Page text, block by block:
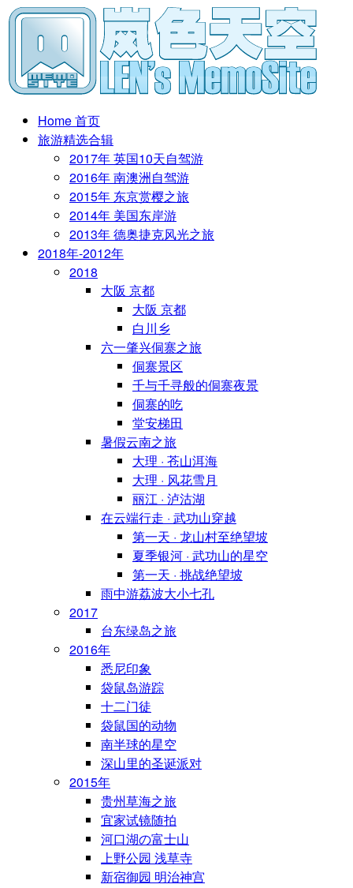
Home 首页
旅游精选合辑
2017年 英国10天自驾游
2016年 南澳洲自驾游
2015年 东京赏樱之旅
2014年 美国东岸游
2013年 德奥捷克风光之旅
2018年-2012年
2018
大阪 京都
大阪 京都
白川乡
六一肇兴侗寨之旅
侗寨景区
千与千寻般的侗寨夜景
侗寨的吃
堂安梯田
暑假云南之旅
大理 · 苍山洱海
大理 · 风花雪月
丽江 · 泸沽湖
在云端行走 · 武功山穿越
第一天 · 龙山村至绝望坡
夏季银河 · 武功山的星空
第一天 · 挑战绝望坡
雨中游荔波大小七孔
2017
台东绿岛之旅
2016年
悉尼印象
袋鼠岛游踪
十二门徒
袋鼠国的动物
南半球的星空
深山里的圣诞派对
2015年
贵州草海之旅
宜家试镜随拍
河口湖の富士山
上野公园 浅草寺
新宿御园 明治神宫